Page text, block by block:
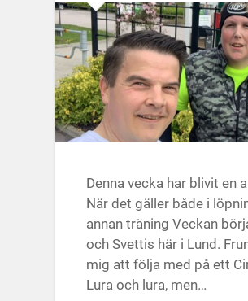
Denna vecka har blivit en
När det gäller både i
annan träning Veckan
och Svettis här i Lund.
mig att följa med på ett
Lura och lura, men…